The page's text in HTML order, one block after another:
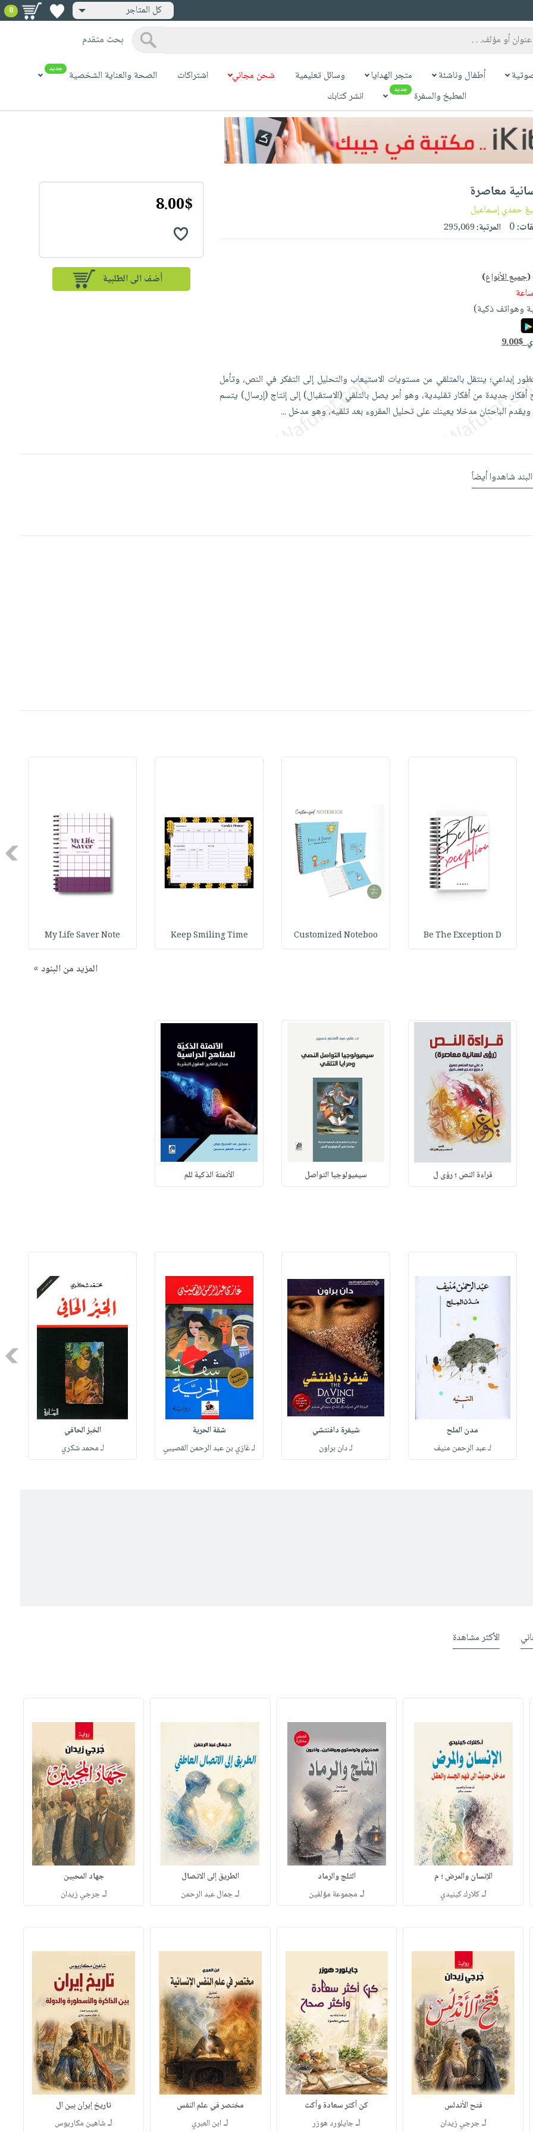
كل المتاجر 0
بحث متقدم
أطفال وناشئة متجر الهدايا وسائل تعليمية شحن مجاني اشتراكات الصحة والعناية الشخصية جديد
المطبخ والسفرة جديد انشر كتابك
معاصرة
حمدي إسماعيل
0 المرتبة:295,069
(جميع الأنواع)
وهواتف ذكية)
9.00$
إبداعي؛ ينتقل بالمتلقي من مستويات الاستيعاب والتحليل إلى التفكر في النص، وتأمل
أفكار جديدة من أفكار تقليدية، وهو أمر يصل بالتلقي (الاستقبال) إلى إنتاج (إرسال) يتسم
ويقدم الباحثان مدخلا يعينك على تحليل المقروء بعد تلقيه، وهو مدخل...
8.00$
أضف الى الطلبية
شاهدوا أيضاً
Be The Exception D
Customized Noteboo
Keep Smiling Time
My Life Saver Note
المزيد من البنود »
قراءة النص ؛ رؤى ل سيميولوجيا التواصل الأتمتة الذكية للم
مدن الملح
لـ عبد الرحمن منيف
شيفرة دافنتشي
لـ دان براون
شقة الحرية
لـ غازي بن عبد الرحمن القصيبي
الخبز الحافي
لـ محمد شكري
الأكثر مشاهدة
الإنسان والمرض ؛ م
لـكلارك كينيدي
الثلج والرماد
لـ مجموعة مؤلفين
الطريق إلى الاتصال
لـجمال عبد الرحمن
جهاد المحبين
لـجرجي زيدان
فتح الأندلس
لـجرجي زيدان
كن أكثر سعادة وأكث
لـجايلورد هوزر
مختصر في علم النفس
لـ ابن العبري
تاريخ إيران بين ال
لـشاهين مكاريوس